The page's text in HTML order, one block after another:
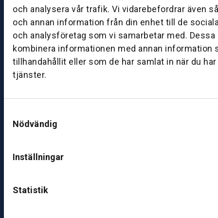
och analysera vår trafik. Vi vidarebefordrar även
och annan information från din enhet till de
och analysföretag som vi samarbetar med. Dessa
kombinera informationen med annan information
tillhandahållit eller som de har samlat in när du
tjänster.
Nödvändig
Inställningar
Statistik
0
–
1
7:
0
0
ik
ö
d